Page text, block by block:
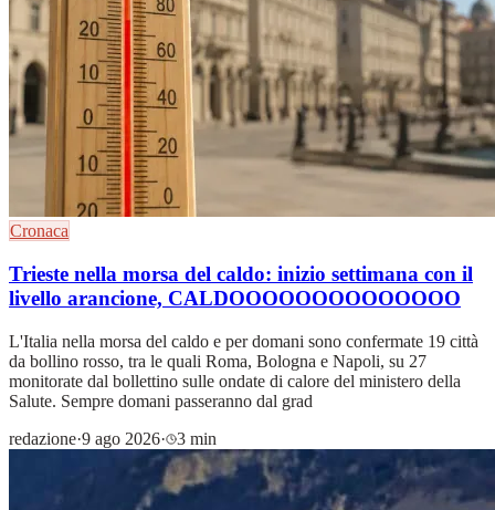
Cronaca
Trieste nella morsa del caldo: inizio settimana con il
livello arancione, CALDOOOOOOOOOOOOOO
L'Italia nella morsa del caldo e per domani sono confermate 19 città
da bollino rosso, tra le quali Roma, Bologna e Napoli, su 27
monitorate dal bollettino sulle ondate di calore del ministero della
Salute. Sempre domani passeranno dal grad
redazione·9 ago 2026· 3 min